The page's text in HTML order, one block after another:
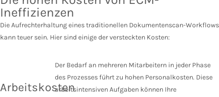
Ineffizienzen
Die Aufrechterhaltung eines traditionellen Dokumentenscan-Workflows
kann teuer sein. Hier sind einige der versteckten Kosten:
Arbeitskosten
Der Bedarf an mehreren Mitarbeitern in jeder Phase
des Prozesses führt zu hohen Personalkosten. Diese
arbeitsintensiven Aufgaben können Ihre